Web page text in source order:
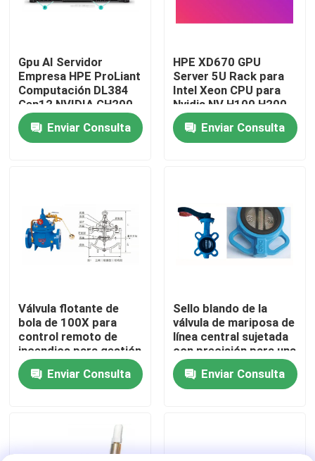
Productos
Los vídeos
Recorrido por la fábrica
Contacta con nosotros
Solicitar una cita
Obtención transfronteriza
Gpu AI Servidor
Empresa HPE ProLiant
Computación DL384
Gen12 NVIDIA GH200
NVL2 Computación
gratuita
Encuentración en la
Enviar Consulta
HPE XD670 GPU
Server 5U Rack para
Intel Xeon CPU para
Nvidia NV H100 H200
H800 PCIE/SXM Nvlink
AI Supercomputing
Caso
Enviar Consulta
Válvula flotante de
bola de 100X para
control remoto de
incendios para gestión
de agua
Enviar Consulta
Sello blando de la
válvula de mariposa de
línea central sujetada
con precisión para una
regulación precisa del
flujo Enviar Consulta